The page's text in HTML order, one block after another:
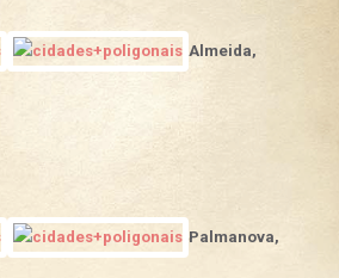
Almeida,
Palmanova,